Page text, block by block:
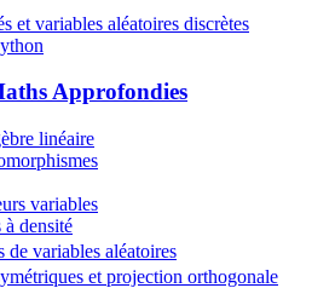
et variables aléatoires discrètes
Approfondies
linéaire
variables
à densité
de variables aléatoires
et projection orthogonale